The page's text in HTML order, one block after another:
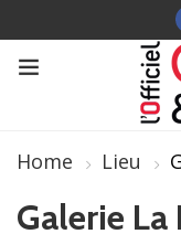
Home Lieu
Galerie